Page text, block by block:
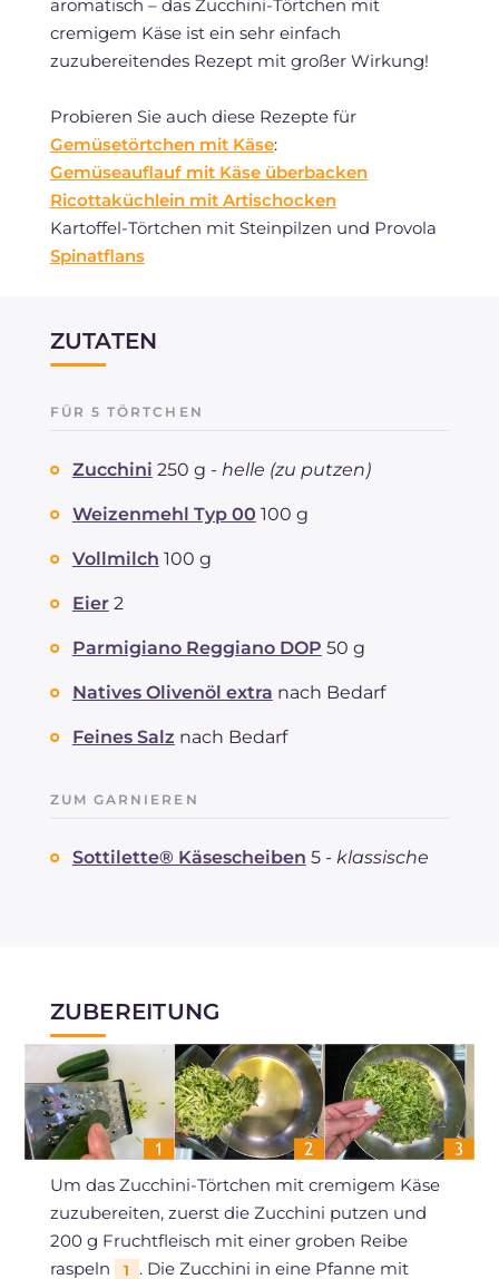
aromatisch – das Zucchini-Törtchen mit
cremigem Käse ist ein sehr einfach
zuzubereitendes Rezept mit großer Wirkung!
Probieren Sie auch diese Rezepte für
Gemüsetörtchen mit Käse:
Gemüseauflauf mit Käse überbacken
Ricottaküchlein mit Artischocken
Kartoffel-Törtchen mit Steinpilzen und Provola
Spinatflans
ZUTATEN
FÜR 5 TÖRTCHEN
Zucchini 250 g - helle (zu putzen)
Weizenmehl Typ 00 100 g
Vollmilch 100 g
Eier 2
Parmigiano Reggiano DOP 50 g
Natives Olivenöl extra nach Bedarf
Feines Salz nach Bedarf
ZUM GARNIEREN
Sottilette® Käsescheiben 5 - klassische
ZUBEREITUNG
Um das Zucchini-Törtchen mit cremigem Käse
zuzubereiten, zuerst die Zucchini putzen und
200 g Fruchtfleisch mit einer groben Reibe
raspeln
1 . Die Zucchini in eine Pfanne mit